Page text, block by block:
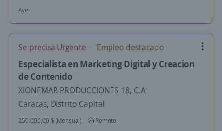
Ayer
Se precisa Urgente Empleo destacado
Especialista en Marketing Digital y Creacion
de Contenido
XIONEMAR PRODUCCIONES 18, C.A
Caracas, Distrito Capital
250.000,00 $ (Mensual)
Remoto